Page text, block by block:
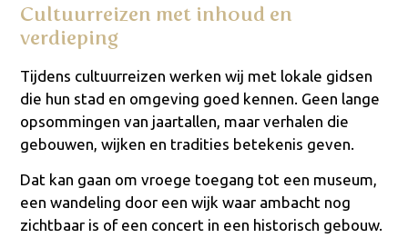
Cultuurreizen met inhoud en
verdieping
Tijdens cultuurreizen werken wij met lokale gidsen
die hun stad en omgeving goed kennen. Geen lange
opsommingen van jaartallen, maar verhalen die
gebouwen, wijken en tradities betekenis geven.
Dat kan gaan om vroege toegang tot een museum,
een wandeling door een wijk waar ambacht nog
zichtbaar is of een concert in een historisch gebouw.